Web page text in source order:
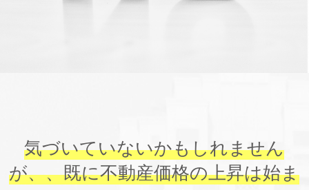
気づいていないかもしれません
が、、既に不動産価格の上昇は始ま